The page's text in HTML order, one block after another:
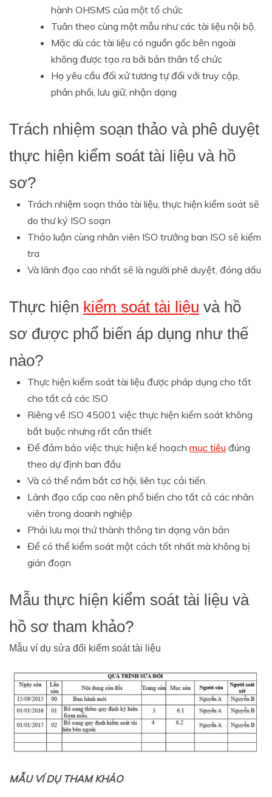
hành OHSMS của một tổ chức
Tuân theo cùng một mẫu như các tài liệu nội bộ.
Mặc dù các tài liệu có nguồn gốc bên ngoài
không được tạo ra bởi bản thân tổ chức
Họ yêu cầu đối xử tương tự đối với truy cập,
phân phối, lưu giữ, nhận dạng
Trách nhiệm soạn thảo và phê duyệt
thực hiện kiểm soát tài liệu và hồ
sơ?
Trách nhiệm soạn thảo tài liệu, thực hiện kiểm soát sẽ
do thư ký ISO soạn
Thảo luận cùng nhân viên ISO trưởng ban ISO sẽ kiểm
tra
Và lãnh đạo cao nhất sẽ là người phê duyệt, đóng dấu
Thực hiện kiểm soát tài liệu và hồ
sơ được phổ biến áp dụng như thế
nào?
Thực hiện kiểm soát tài liệu được pháp dụng cho tất
cho tất cả các ISO
Riêng về ISO 45001 việc thực hiện kiểm soát không
bắt buộc nhưng rất cần thiết
Để đảm bảo việc thực hiện kế hoạch mục tiêu đúng
theo dự định ban đầu
Và có thể nắm bắt cơ hội, liên tục cải tiến.
Lãnh đạo cấp cao nên phổ biến cho tất cả các nhân
viên trong doanh nghiệp
Phải lưu mọi thứ thành thông tin dạng văn bản
Để có thể kiểm soát một cách tốt nhất mà không bị
gián đoạn
Mẫu thực hiện kiểm soát tài liệu và
hồ sơ tham khảo?
Mẫu ví dụ sửa đổi kiểm soát tài liệu
MẪU VÍ DỤ THAM KHẢO